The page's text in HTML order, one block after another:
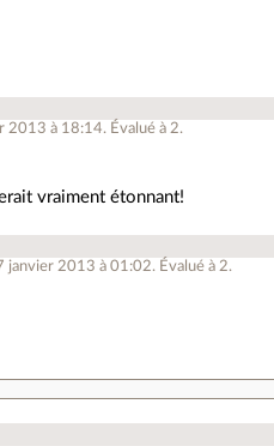
2013 à 18:14. Évalué à 2.
vraiment étonnant!
janvier 2013 à 01:02. Évalué à 2.